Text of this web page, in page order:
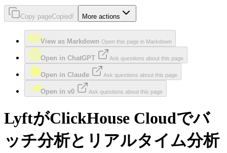
Copy pageCopied! More actions
View as Markdown Open this page in Markdown
Open in ChatGPT Ask questions about this page
Open in Claude Ask questions about this page
Open in v0 Ask questions about this page
LyftがClickHouse Cloudでバ
ッチ分析とリアルタイム分析